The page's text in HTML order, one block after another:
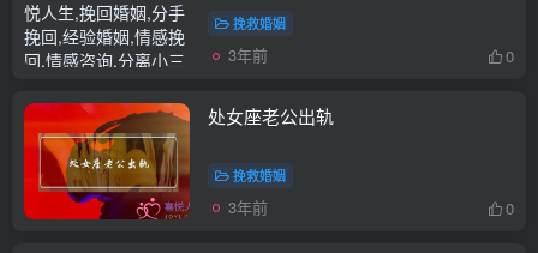
挽救婚姻
3年前 0
处女座老公出轨
挽救婚姻
3年前 0